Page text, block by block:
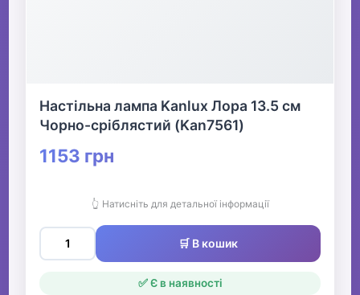
Настільна лампа Kanlux Лора 13.5 см
Чорно-сріблястий (Kan7561)
1153 грн
👆 Натисніть для детальної інформації
🛒 В кошик
✅ Є в наявності